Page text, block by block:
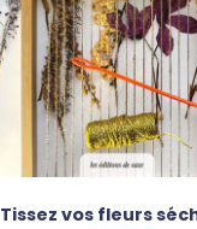
Tissez vos fleurs